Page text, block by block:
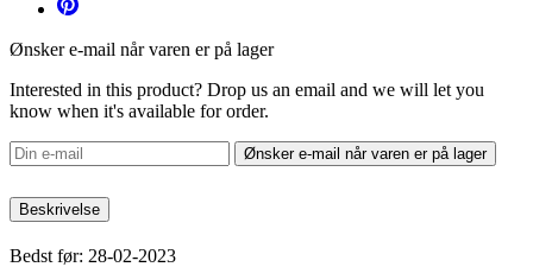
Ønsker e-mail når varen er på lager
Interested in this product? Drop us an email and we will let you
know when it's available for order.
Ønsker e-mail når varen er på lager
Beskrivelse
Bedst før: 28-02-2023